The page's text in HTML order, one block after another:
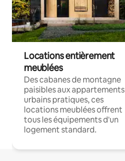
Locations entièrement
meublées
Des cabanes de montagne
paisibles aux appartements
urbains pratiques, ces
locations meublées offrent
tous les équipements d'un
logement standard.